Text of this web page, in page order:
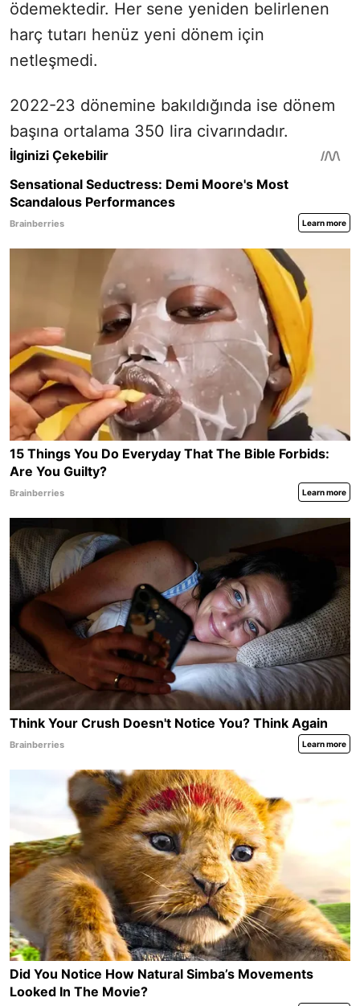
ödemektedir. Her sene yeniden belirlenen
harç tutarı henüz yeni dönem için
netleşmedi.
2022-23 dönemine bakıldığında ise dönem
başına ortalama 350 lira civarındadır.